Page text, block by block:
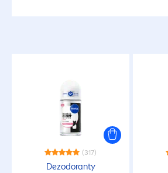
(317)
Dezodoranty